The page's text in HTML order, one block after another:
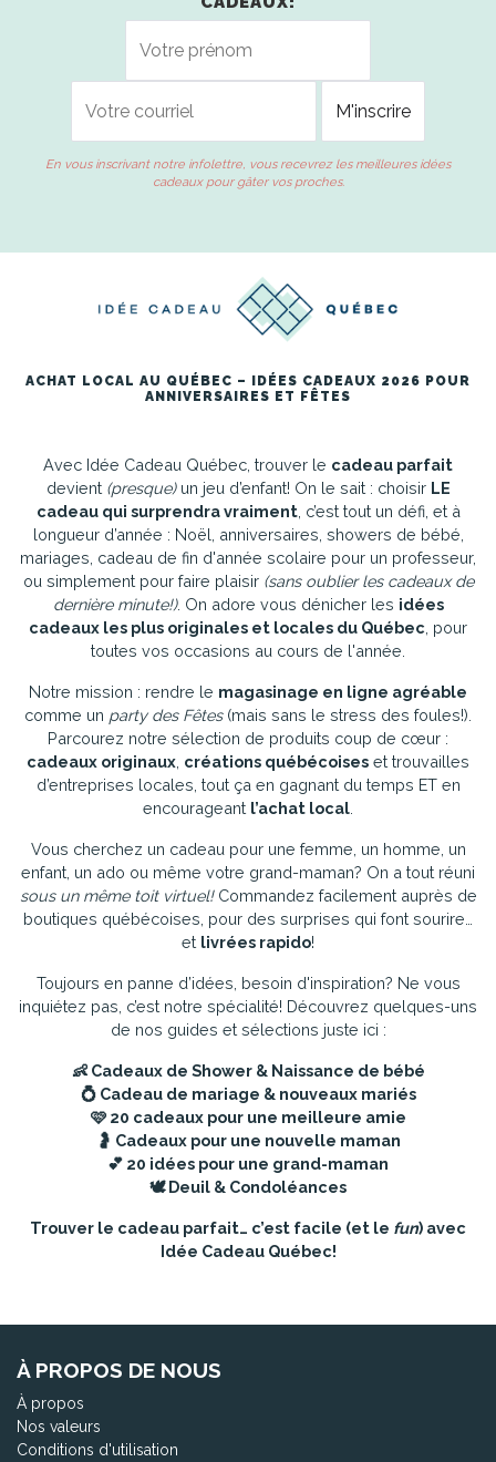
En vous inscrivant notre infolettre, vous recevrez les meilleures idées
cadeaux pour gâter vos proches.
ACHAT LOCAL AU QUÉBEC – IDÉES CADEAUX 2026 POUR
ANNIVERSAIRES ET FÊTES
Avec Idée Cadeau Québec, trouver le cadeau parfait
devient (presque)un jeu d’enfant! On le sait : choisir LE
cadeau qui surprendra vraiment, c’est tout un défi, et à
longueur d’année : Noël, anniversaires, showers de bébé,
mariages, cadeau de fin d'année scolaire pour un professeur,
ou simplement pour faire plaisir (sans oublier les cadeaux de
dernière minute!). On adore vous dénicher les idées
cadeaux les plus originales et locales du Québec , pour
toutes vos occasions au cours de l'année.
Notre mission : rendre le magasinage en ligne agréable
comme un party des Fêtes(mais sans le stress des foules!).
Parcourez notre sélection de produits coup de cœur :
cadeaux originaux créations québécoises et trouvailles
d’entreprises locales, tout ça en gagnant du temps ET en
encourageant l’achat local
Vous cherchez un cadeau pour une femme, un homme, un
enfant, un ado ou même votre grand-maman? On a tout réuni
sous un même toit virtuel!Commandez facilement auprès de
boutiques québécoises, pour des surprises qui font sourire…
et livrées rapido!
Toujours en panne d’idées, besoin d'inspiration? Ne vous
inquiétez pas, c’est notre spécialité! Découvrez quelques-uns
de nos guides et sélections juste ici :
👶 Cadeaux de Shower & Naissance de bébé
💍 Cadeau de mariage & nouveaux mariés
🩷 20 cadeaux pour une meilleure amie
🤰 Cadeaux pour une nouvelle maman
💕 20 idées pour une grand-maman
🕊️Deuil & Condoléances
Trouver le cadeau parfait… c’est facile (et le fun) avec
Idée Cadeau Québec!
À PROPOS DE NOUS
À propos
Nos valeurs
Conditions d'utilisation